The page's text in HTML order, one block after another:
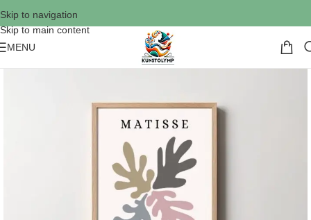
Skip to navigation
Skip to main content
MENU